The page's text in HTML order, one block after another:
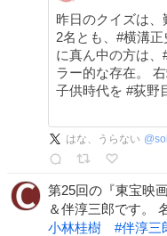
昨日のクイズは、難し
2名とも、#横溝
に真ん中の方は、
ラー的な存在。 右端の女性が出演した横溝映画では、
子供時代を #荻野
て演じていたと
はな、うらない @
第25回の『東宝映
＆伴淳三郎です。
小林桂樹
#伴淳三